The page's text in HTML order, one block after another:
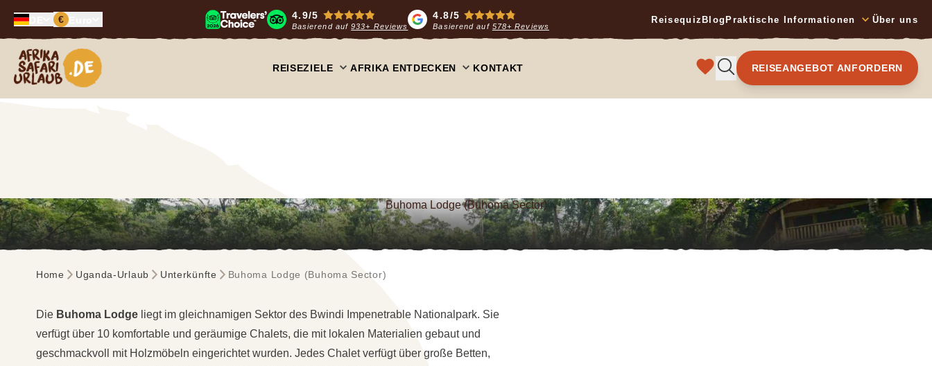
€ 4.9/5
Basierend auf933+ Reviews
4.8/5
Basierend auf 578+ Reviews
ReisequizBlogPraktische Informationen Über uns
Afrika Safari Urlaub
REISEZIELE AFRIKA ENTDECKEN KONTAKT REISEANGEBOT ANFORDERN
Buhoma Lodge (Buhoma Sector)
Home Uganda-Urlaub Unterkünfte Buhoma Lodge (Buhoma Sector)
Die Buhoma Lodge liegt im gleichnamigen Sektor des Bwindi Impenetrable Nationalpark. Sie
verfügt über 10 komfortable und geräumige Chalets, die mit lokalen Materialien gebaut und
geschmackvoll mit Holzmöbeln eingerichtet wurden. Jedes Chalet verfügt über große Betten,